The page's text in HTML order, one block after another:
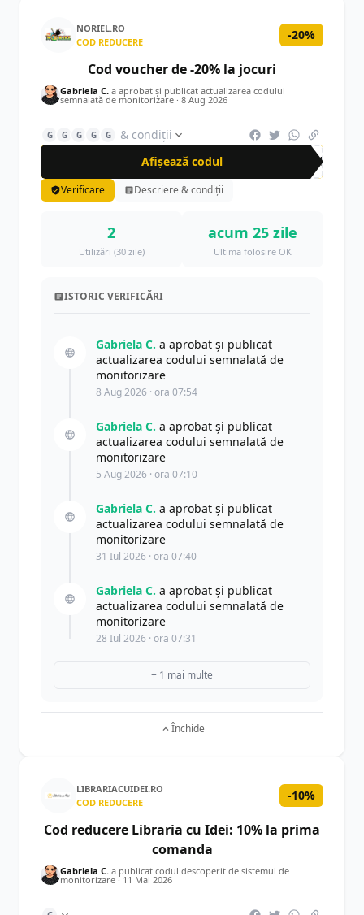
NORIEL.RO
COD REDUCERE
-20%
Cod voucher de -20% la jocuri
Gabriela C. a aprobat și publicat actualizarea codului
semnalată de monitorizare · 8 Aug 2026
G G G G G
& condiții
Afișează codul
GAM
Verificare Descriere & condiții
2
Utilizări (30 zile)
acum 25 zile
Ultima folosire OK
ISTORIC VERIFICĂRI
Gabriela C. a aprobat și publicat
actualizarea codului semnalată de
monitorizare
8 Aug 2026 · ora 07:54
Gabriela C. a aprobat și publicat
actualizarea codului semnalată de
monitorizare
5 Aug 2026 · ora 07:10
Gabriela C. a aprobat și publicat
actualizarea codului semnalată de
monitorizare
31 Iul 2026 · ora 07:40
Gabriela C. a aprobat și publicat
actualizarea codului semnalată de
monitorizare
28 Iul 2026 · ora 07:31
+ 1 mai multe
Închide
LIBRARIACUIDEI.RO
COD REDUCERE
-10%
Cod reducere Libraria cu Idei: 10% la prima
comanda
Gabriela C. a publicat codul descoperit de sistemul de
monitorizare · 11 Mai 2026